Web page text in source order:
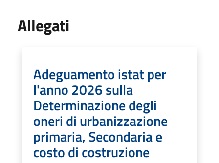
Allegati
Adeguamento istat per
l'anno 2026 sulla
Determinazione degli
oneri di urbanizzazione
primaria, Secondaria e
costo di costruzione